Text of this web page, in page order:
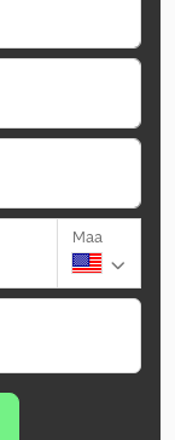
Maa